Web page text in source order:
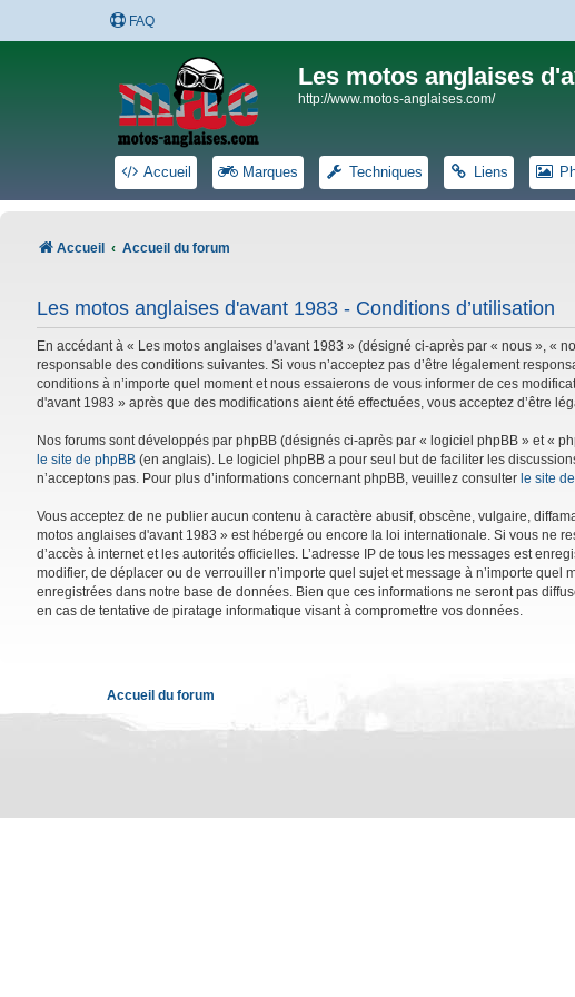
FAQ
Les motos anglaises
http://www.motos-anglaises.com/
Accueil Marques Techniques Liens
Accueil Accueil du forum
Les motos anglaises d'avant 1983 - Conditions d’utilisation
En accédant à « Les motos anglaises d'avant 1983 » (désigné ci-après par « nous », «
responsable des conditions suivantes. Si vous n’acceptez pas d’être légalement
conditions à n’importe quel moment et nous essaierons de vous informer de ces
d'avant 1983 » après que des modifications aient été effectuées, vous acceptez d’être
Nos forums sont développés par phpBB (désignés ci-après par « logiciel phpBB » et «
le site de phpBB (en anglais). Le logiciel phpBB a pour seul but de faciliter les
n’acceptons pas. Pour plus d’informations concernant phpBB, veuillez consulter le site
Vous acceptez de ne publier aucun contenu à caractère abusif, obscène, vulgaire,
motos anglaises d'avant 1983 » est hébergé ou encore la loi internationale. Si vous ne
d’accès à internet et les autorités officielles. L’adresse IP de tous les messages est
modifier, de déplacer ou de verrouiller n’importe quel sujet et message à n’importe
enregistrées dans notre base de données. Bien que ces informations ne seront pas
en cas de tentative de piratage informatique visant à compromettre vos données.
Accueil du forum